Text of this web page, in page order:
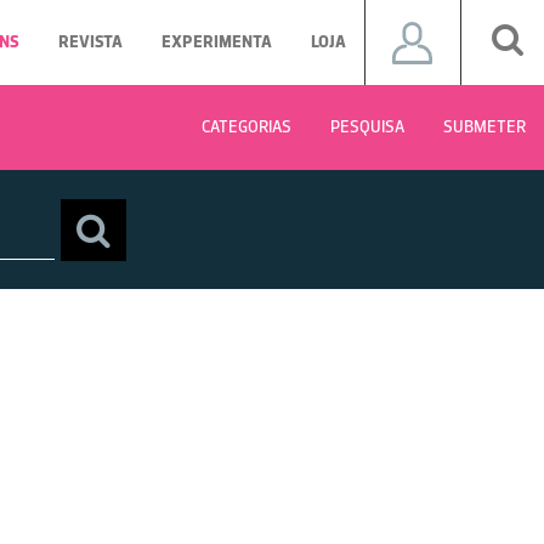
REVISTA EXPERIMENTA LOJA
CATEGORIAS PESQUISA SUBMETER